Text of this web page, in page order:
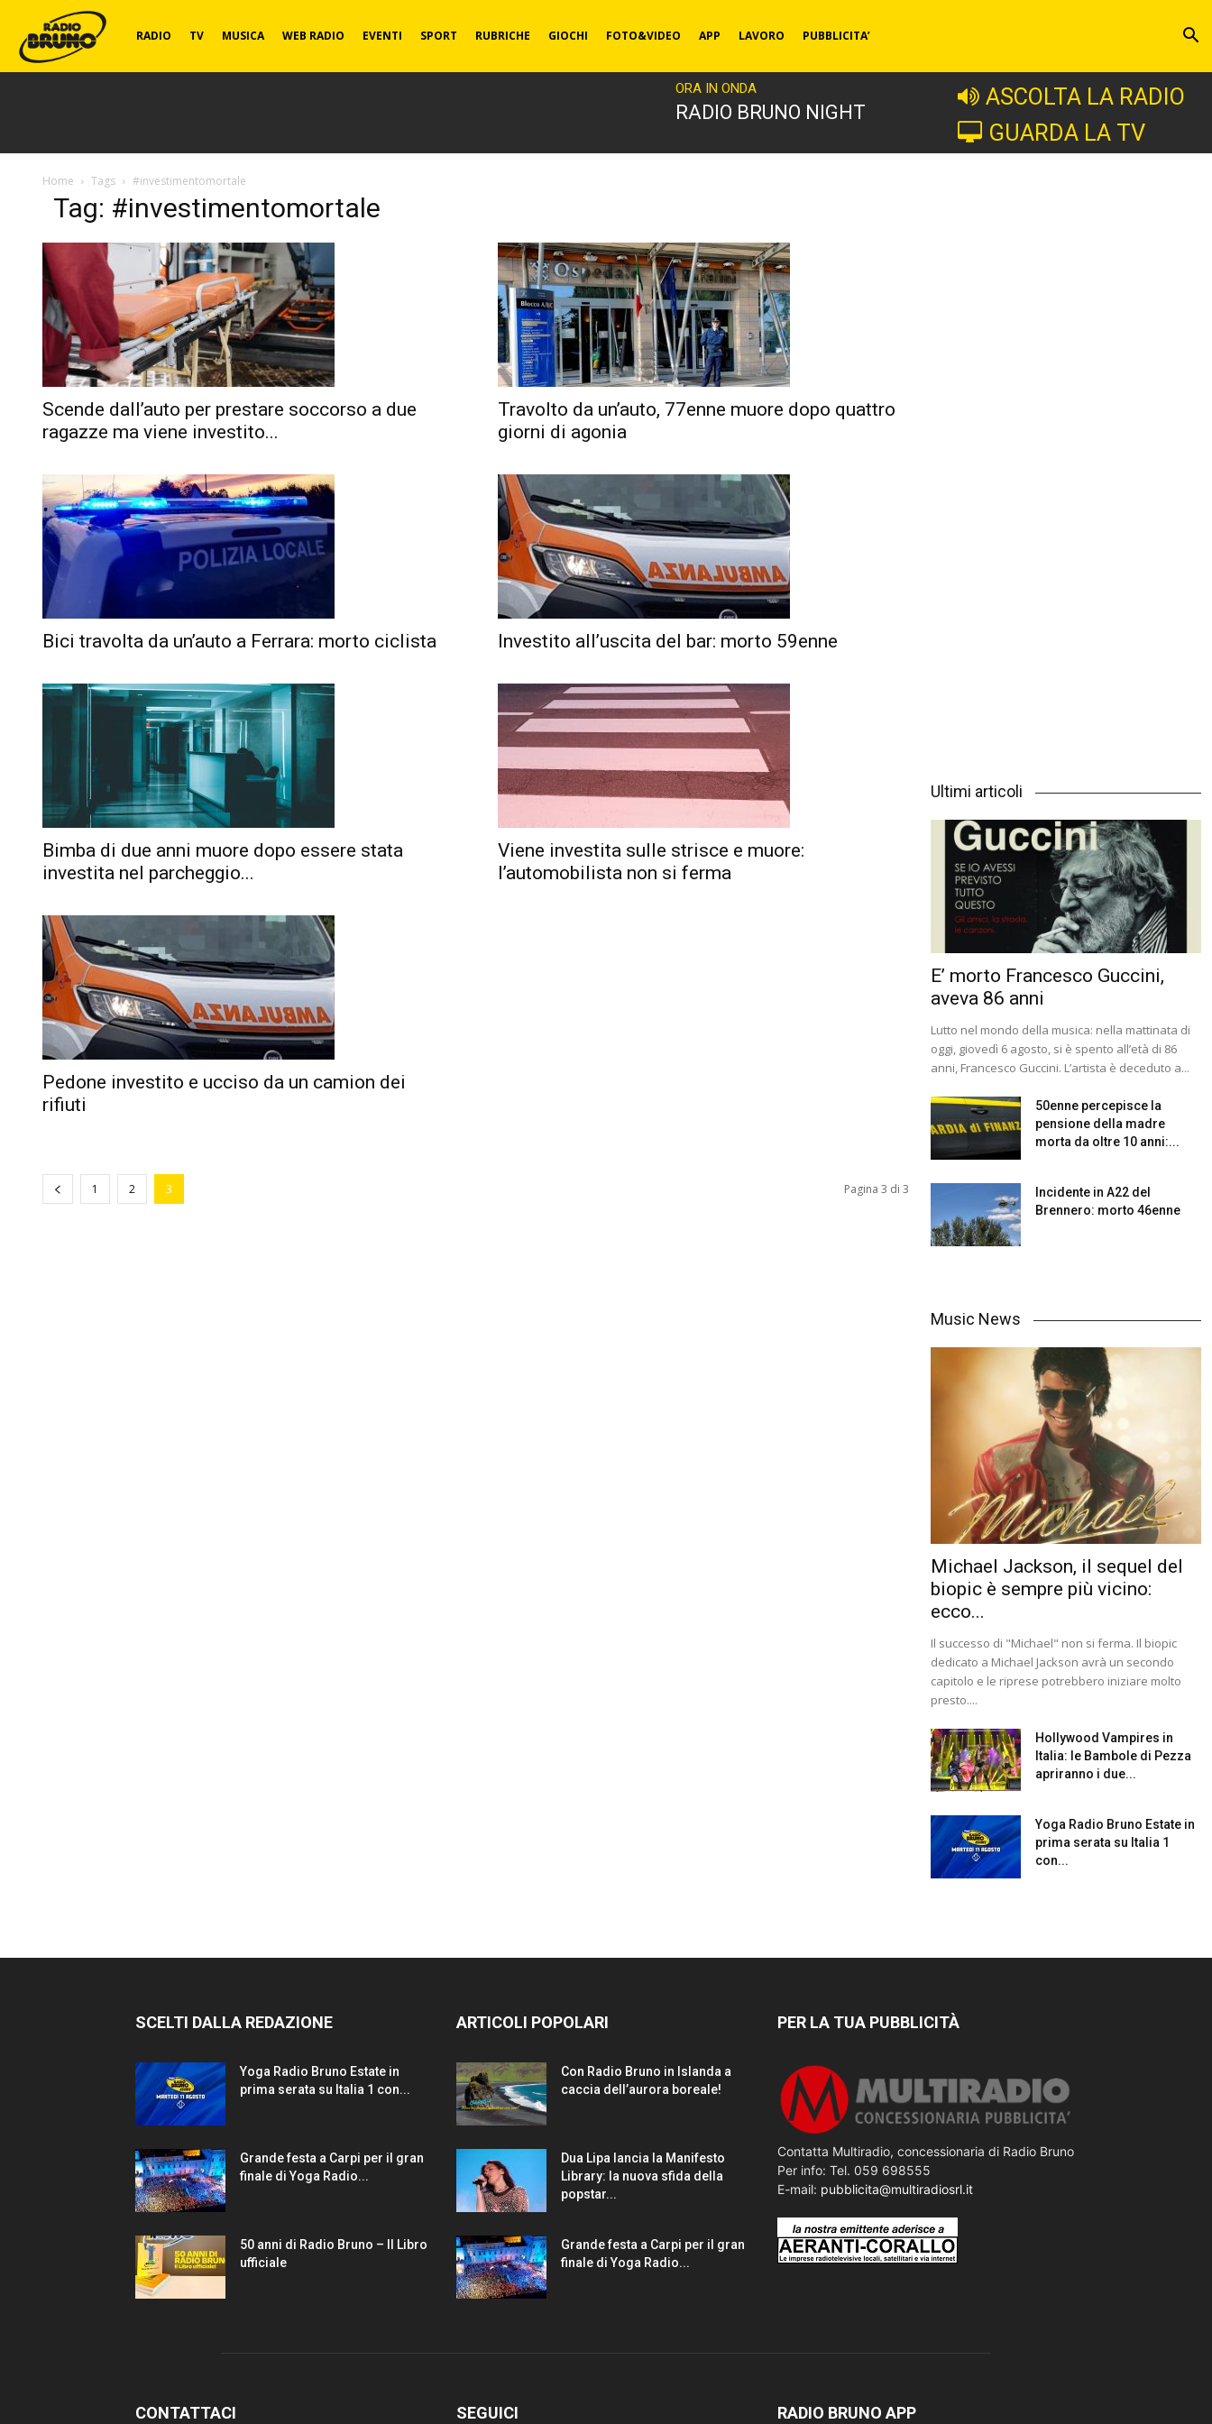
Radio
RADIO TV MUSICA WEB RADIO EVENTI SPORT RUBRICHE GIOCHI FOTO&VIDEO APP LAVORO PUBBLICITA’
ORA IN ONDA
RADIO BRUNO NIGHT
ASCOLTA LA RADIO
GUARDA LA TV
Home Tags #investimentomortale
Tag: #investimentomortale
Scende dall’auto per prestare soccorso a due
ragazze ma viene investito...
Travolto da un’auto, 77enne muore dopo quattro
giorni di agonia
Bici travolta da un’auto a Ferrara: morto ciclista Investito all’uscita del bar: morto 59enne
Bimba di due anni muore dopo essere stata
investita nel parcheggio...
Viene investita sulle strisce e muore:
l’automobilista non si ferma
Pedone investito e ucciso da un camion dei
rifiuti
1 2 3 Pagina 3 di 3
Ultimi articoli
E’ morto Francesco Guccini,
aveva 86 anni
Lutto nel mondo della musica: nella mattinata di
oggi, giovedì 6 agosto, si è spento all’età di 86
anni, Francesco Guccini. L’artista è deceduto a...
50enne percepisce la
pensione della madre
morta da oltre 10 anni:...
Incidente in A22 del
Brennero: morto 46enne
Music News
Michael Jackson, il sequel del
biopic è sempre più vicino:
ecco...
Il successo di "Michael" non si ferma. Il biopic
dedicato a Michael Jackson avrà un secondo
capitolo e le riprese potrebbero iniziare molto
presto....
Hollywood Vampires in
Italia: le Bambole di Pezza
apriranno i due...
Yoga Radio Bruno Estate in
prima serata su Italia 1
con...
SCELTI DALLA REDAZIONE
Yoga Radio Bruno Estate in
prima serata su Italia 1 con...
Grande festa a Carpi per il gran
finale di Yoga Radio...
50 anni di Radio Bruno – Il Libro
ufficiale
ARTICOLI POPOLARI
Con Radio Bruno in Islanda a
caccia dell’aurora boreale!
Dua Lipa lancia la Manifesto
Library: la nuova sfida della
popstar...
Grande festa a Carpi per il gran
finale di Yoga Radio...
PER LA TUA PUBBLICITÀ
Contatta Multiradio, concessionaria di Radio Bruno
Per info: Tel. 059 698555
E-mail: pubblicita@multiradiosrl.it
CONTATTACI SEGUICI RADIO BRUNO APP